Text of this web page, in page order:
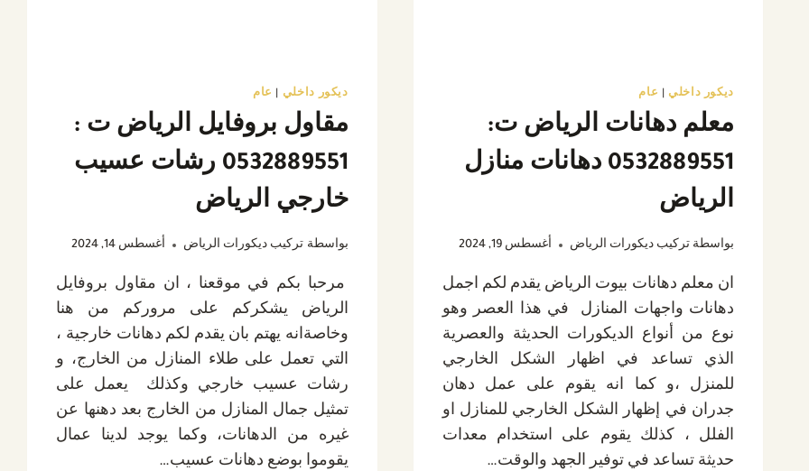
ديكور داخلي عام
معلم دهانات الرياض ت:
0532889551 دهانات منازل
الرياض
بواسطة تركيب ديكورات الرياض أغسطس 19, 2024
ان معلم دهانات بيوت الرياض يقدم لكم اجمل
دهانات واجهات المنازل في هذا العصر وهو
نوع من أنواع الديكورات الحديثة والعصرية
الذي تساعد في اظهار الشكل الخارجي
للمنزل ،و كما انه يقوم على عمل دهان
جدران في إظهار الشكل الخارجي للمنازل او
الفلل ، كذلك يقوم على استخدام معدات
حديثة تساعد في توفير الجهد والوقت…
ديكور داخلي عام
مقاول بروفايل الرياض ت :
0532889551 رشات عسيب
خارجي الرياض
بواسطة تركيب ديكورات الرياض أغسطس 14, 2024
مرحبا بكم في موقعنا ، ان مقاول بروفايل
الرياض يشكركم على مروركم من هنا
وخاصةانه يهتم بان يقدم لكم دهانات خارجية ،
التي تعمل على طلاء المنازل من الخارج، و
رشات عسيب خارجي وكذلك يعمل على
تمثيل جمال المنازل من الخارج بعد دهنها عن
غيره من الدهانات، وكما يوجد لدينا عمال
يقوموا بوضع دهانات عسيب…